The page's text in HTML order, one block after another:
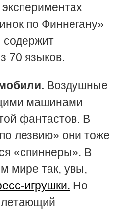
экспериментах
по Финнегану»
70 языков.
Воздушные
машинами
фантастов. В
лезвию» они тоже
«спиннеры». В
мире так, увы,
игрушки. Но
летающий